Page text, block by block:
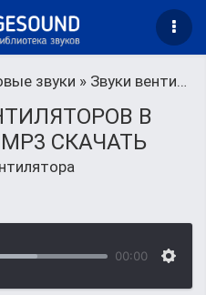
звуки » Звуки вентилятора
В
СКАЧАТЬ
00:00